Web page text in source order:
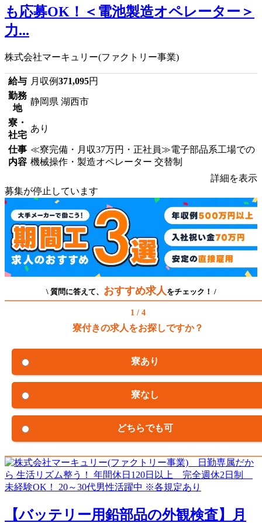
も応募OK！＜電池製造オペレーター＞
力...
株式会社マーキュリー(ファクトリー事業)
給与 月収例371,095円
勤務
地
静岡県 湖西市
寮・
社宅
あり
仕事
内容
≪寮完備・月収37万円・正社員≫電子部品系工場での
機械操作・製造オペレーター 交替制
詳細を表示
募集が停止しています
\ 質問に答えて、 おすすめ求人 をチェック！ /
1 / 4
寮付きの求人をお探しですか？
寮あり
寮なし
どちらでも可
【バッテリー用鉛部品の外観検査】月